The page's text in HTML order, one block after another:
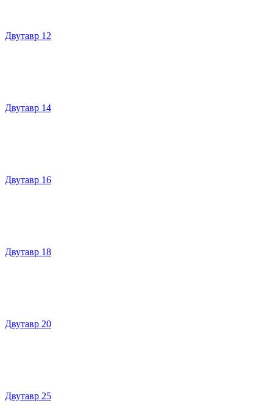
Двутавр 12
Двутавр 14
Двутавр 16
Двутавр 18
Двутавр 20
Двутавр 25